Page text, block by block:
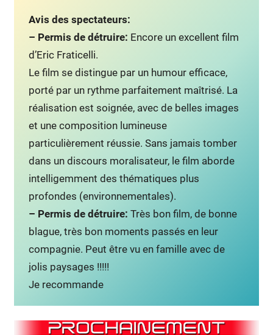
Avis des spectateurs:
– Permis de détruire: Encore un excellent film
d’Eric Fraticelli.
Le film se distingue par un humour efficace,
porté par un rythme parfaitement maîtrisé. La
réalisation est soignée, avec de belles images
et une composition lumineuse
particulièrement réussie. Sans jamais tomber
dans un discours moralisateur, le film aborde
intelligemment des thématiques plus
profondes (environnementales).
– Permis de détruire: Très bon film, de bonne
blague, très bon moments passés en leur
compagnie. Peut être vu en famille avec de
jolis paysages !!!!!
Je recommande